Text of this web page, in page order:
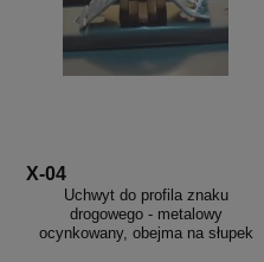
X-04
Uchwyt do profila znaku
drogowego - metalowy
ocynkowany, obejma na słupek